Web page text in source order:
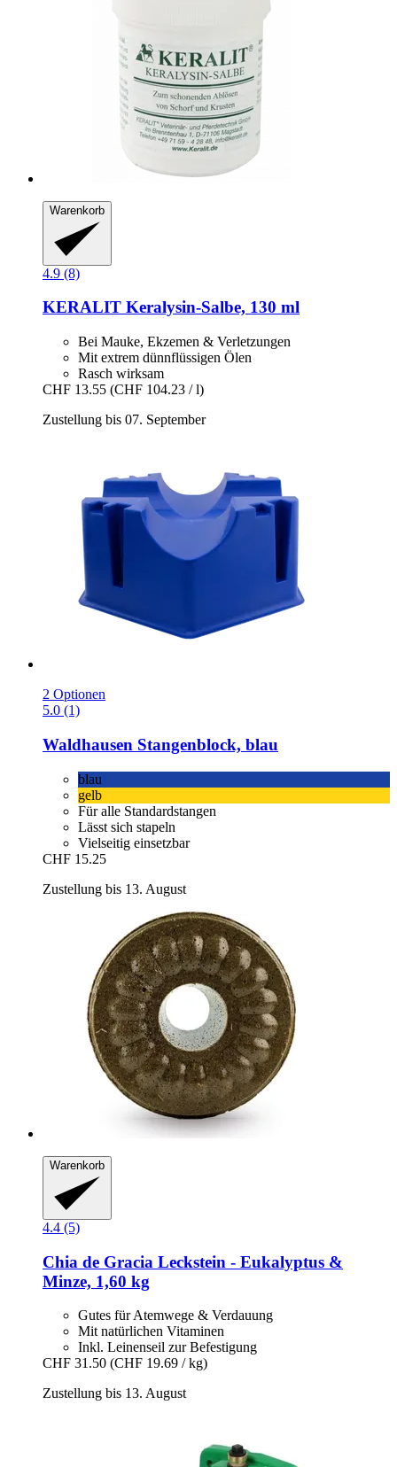
Warenkorb
4.9 (8)
KERALIT Keralysin-​Salbe, 130 ml
Bei Mauke, Ekzemen & Verletzungen
Mit extrem dünnflüssigen Ölen
Rasch wirksam
CHF 13.55 (CHF 104.23 / l)
Zustellung bis 07. September
2 Optionen
5.0 (1)
Waldhausen Stangenblock, blau
blau
gelb
Für alle Standardstangen
Lässt sich stapeln
Vielseitig einsetzbar
CHF 15.25
Zustellung bis 13. August
Warenkorb
4.4 (5)
Chia de Gracia Leckstein -​ Eukalyptus &
Minze, 1,60 kg
Gutes für Atemwege & Verdauung
Mit natürlichen Vitaminen
Inkl. Leinenseil zur Befestigung
CHF 31.50 (CHF 19.69 / kg)
Zustellung bis 13. August